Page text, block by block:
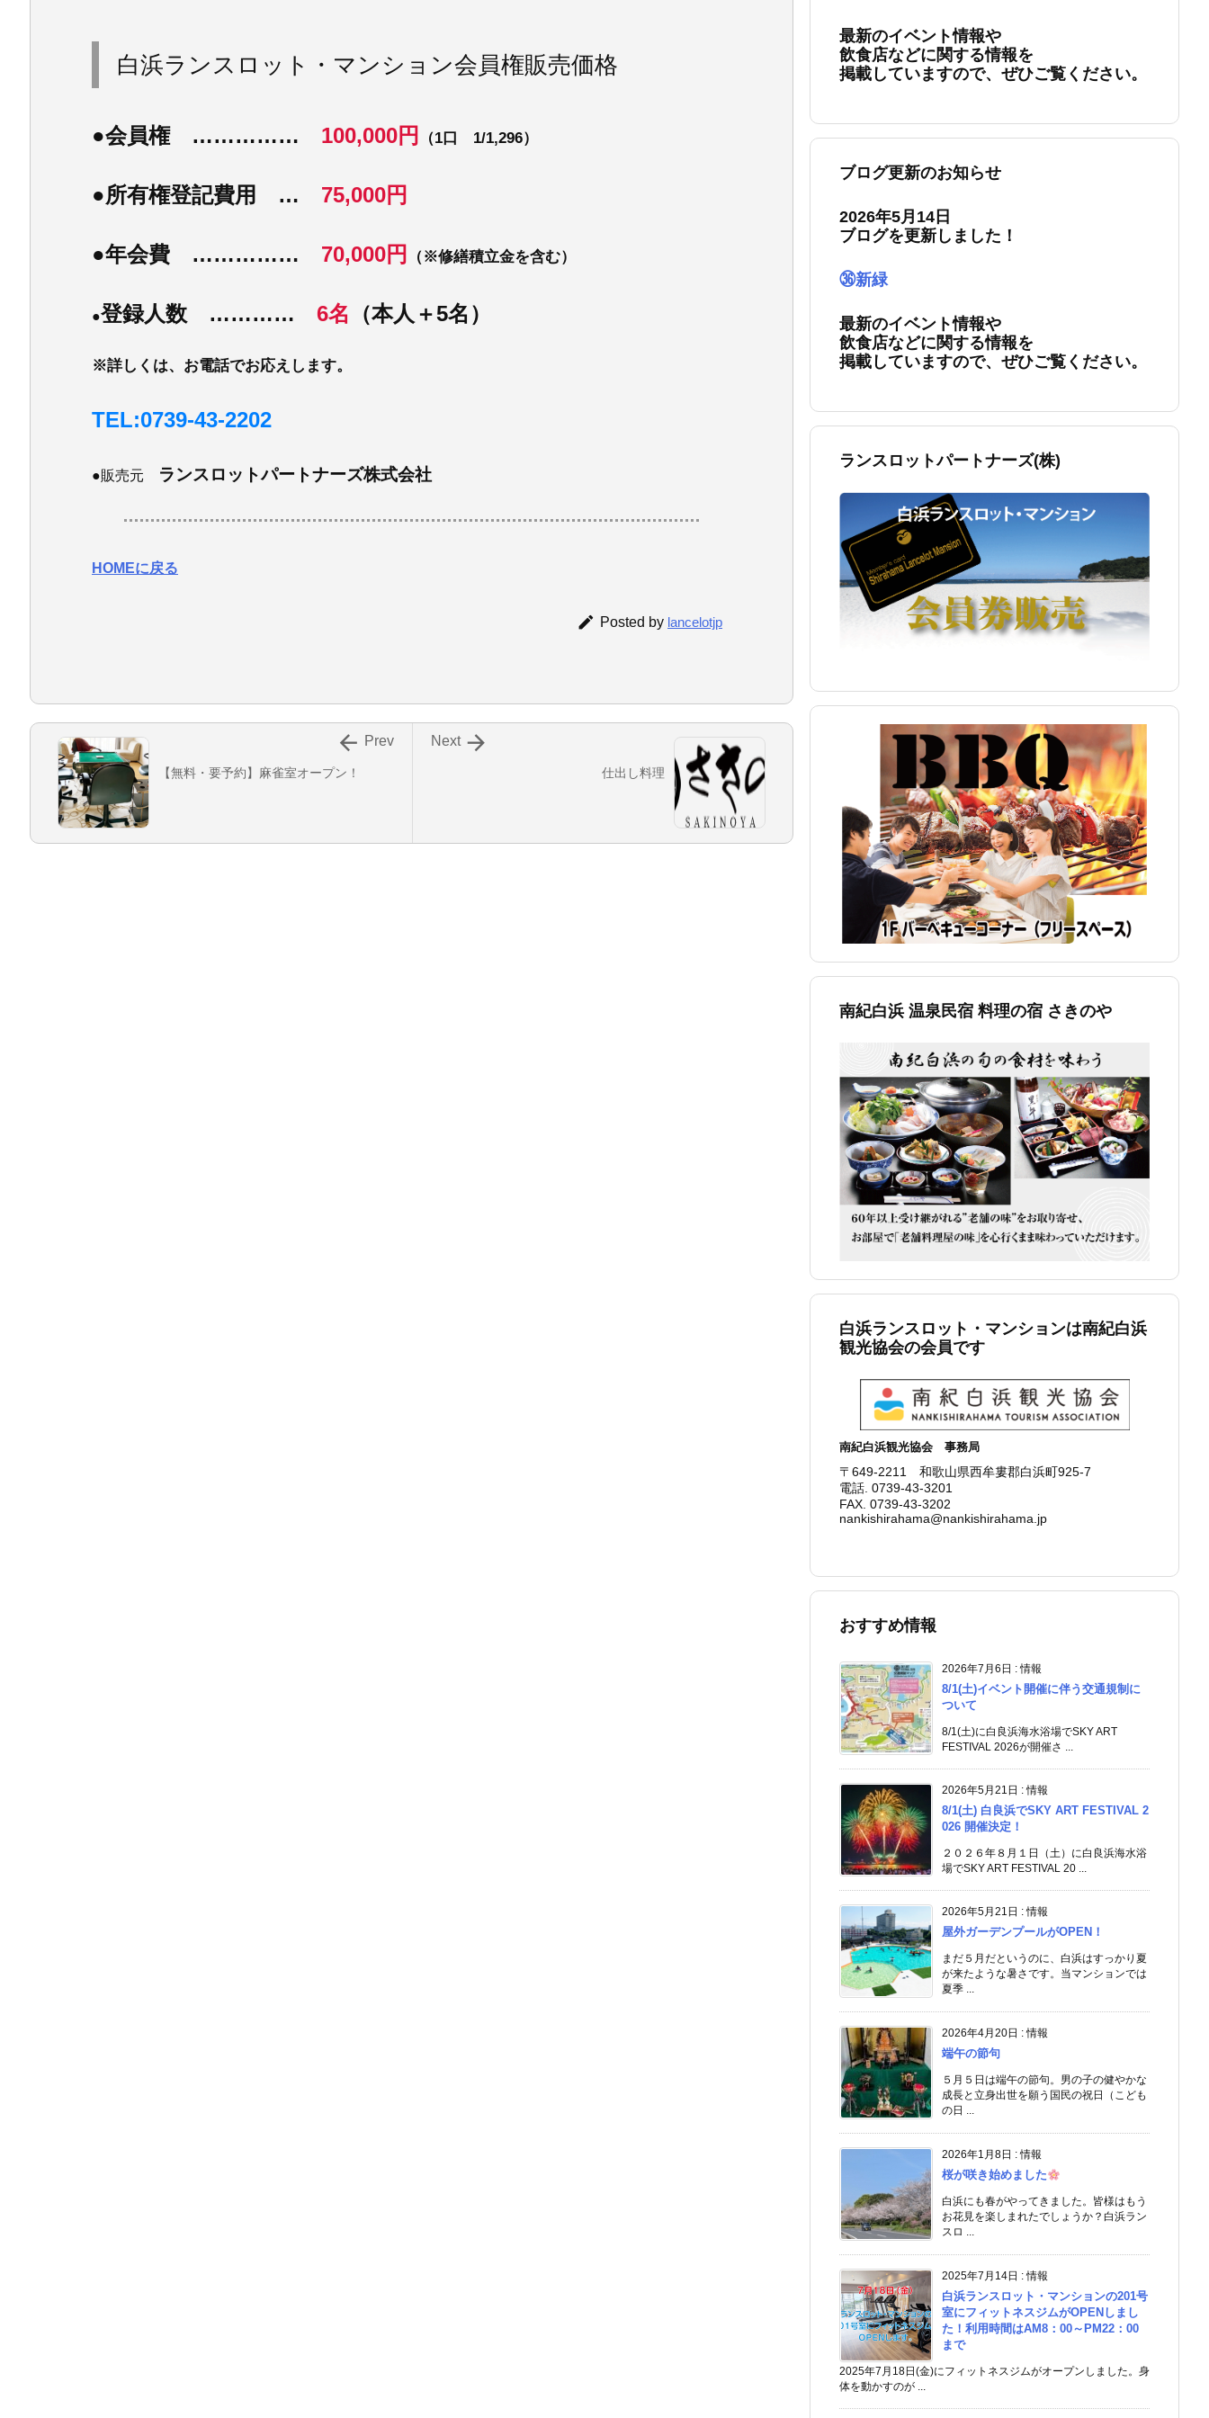
白浜ランスロット・マンション会員権販売価格
●会員権 …………… 100,000円 （1口 1/1,296）
●所有権登記費用 … 75,000円
●年会費 …………… 70,000円 （※修繕積立金を含む）
●登録人数 ………… 6名 （本人＋5名）
※詳しくは、お電話でお応えします。
TEL:0739-43-2202
●販売元 ランスロットパートナーズ株式会社
HOMEに戻る
 Posted by lancelotjp
仕出し料理

Next
【無料・要予約】麻雀室オープン！
 Prev
最新のイベント情報や
飲食店などに関する情報を
掲載していますので、ぜひご覧ください。
ブログ更新のお知らせ
2026年5月14日
ブログを更新しました！
㊱新緑
最新のイベント情報や
飲食店などに関する情報を
掲載していますので、ぜひご覧ください。
ランスロットパートナーズ(株)
南紀白浜 温泉民宿 料理の宿 さきのや
白浜ランスロット・マンションは南紀白浜
観光協会の会員です
南紀白浜観光協会 事務局
〒649-2211 和歌山県西牟婁郡白浜町925-7
電話. 0739-43-3201
FAX. 0739-43-3202
nankishirahama@nankishirahama.jp
おすすめ情報
2026年7月6日 :情報
8/1(土)イベント開催に伴う交通規制に
ついて
8/1(土)に白良浜海水浴場でSKY ART
FESTIVAL 2026が開催さ ...
2026年5月21日 :情報
8/1(土) 白良浜でSKY ART FESTIVAL 2
026 開催決定！
２０２６年８月１日（土）に白良浜海水浴
場でSKY ART FESTIVAL 20 ...
2026年5月21日 :情報
屋外ガーデンプールがOPEN！
まだ５月だというのに、白浜はすっかり夏
が来たような暑さです。当マンションでは
夏季 ...
2026年4月20日 :情報
端午の節句
５月５日は端午の節句。男の子の健やかな
成長と立身出世を願う国民の祝日（こども
の日 ...
2026年1月8日 :情報
桜が咲き始めました
白浜にも春がやってきました。皆様はもう
お花見を楽しまれたでしょうか？白浜ラン
スロ ...
2025年7月14日 :情報
白浜ランスロット・マンションの201号
室にフィットネスジムがOPENしまし
た！利用時間はAM8：00～PM22：00
まで
2025年7月18日(金)にフィットネスジムがオープンしました。身
体を動かすのが ...